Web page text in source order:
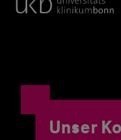
Unser